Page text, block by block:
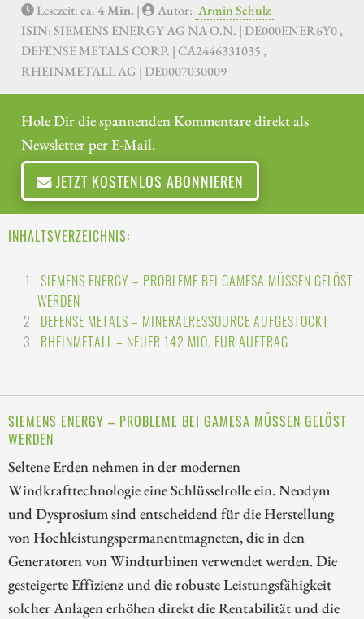
Lesezeit: ca.4 Min. | Autor: Armin Schulz
ISIN: SIEMENS ENERGY AG NA O.N. | DE000ENER6Y0 ,
DEFENSE METALS CORP. | CA2446331035 ,
RHEINMETALL AG | DE0007030009
Hole Dir die spannenden Kommentare direkt als
Newsletter per E-Mail.
JETZT KOSTENLOS ABONNIEREN
INHALTSVERZEICHNIS:
SIEMENS ENERGY – PROBLEME BEI GAMESA MÜSSEN GELÖST
WERDEN
DEFENSE METALS – MINERALRESSOURCE AUFGESTOCKT
RHEINMETALL – NEUER 142 MIO. EUR AUFTRAG
SIEMENS ENERGY – PROBLEME BEI GAMESA MÜSSEN GELÖST
WERDEN
Seltene Erden nehmen in der modernen
Windkrafttechnologie eine Schlüsselrolle ein. Neodym
und Dysprosium sind entscheidend für die Herstellung
von Hochleistungspermanentmagneten, die in den
Generatoren von Windturbinen verwendet werden. Die
gesteigerte Effizienz und die robuste Leistungsfähigkeit
solcher Anlagen erhöhen direkt die Rentabilität und die